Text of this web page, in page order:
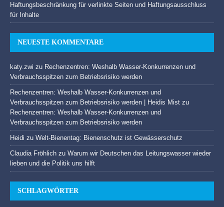
Haftungsbeschränkung für verlinkte Seiten und Haftungsausschluss
für Inhalte
NEUESTE KOMMENTARE
katy.zwi zu Rechenzentren: Weshalb Wasser-Konkurrenzen und
Verbrauchsspitzen zum Betriebsrisiko werden
Rechenzentren: Weshalb Wasser-Konkurrenzen und
Verbrauchsspitzen zum Betriebsrisiko werden | Heidis Mist zu
Rechenzentren: Weshalb Wasser-Konkurrenzen und
Verbrauchsspitzen zum Betriebsrisiko werden
Heidi zu Welt-Bienentag: Bienenschutz ist Gewässerschutz
Claudia Fröhlich zu Warum wir Deutschen das Leitungswasser wieder
lieben und die Politik uns hilft
SCHLAGWÖRTER